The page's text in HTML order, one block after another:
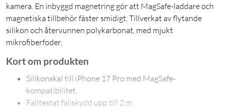
kamera. En inbyggd magnetring gör att MagSafe-laddare och
magnetiska tillbehör fäster smidigt. Tillverkat av flytande
silikon och återvunnen polykarbonat, med mjukt
mikrofiberfoder.
Kort om produkten
Silikonskal till iPhone 17 Pro med MagSafe-
kompatibilitet.
Falltestat fallskydd upp till 2 m.